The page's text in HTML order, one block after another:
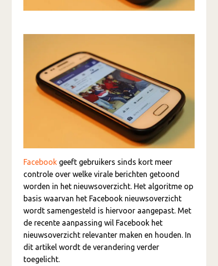
Facebook geeft gebruikers sinds kort meer
controle over welke virale berichten getoond
worden in het nieuwsoverzicht. Het algoritme op
basis waarvan het Facebook nieuwsoverzicht
wordt samengesteld is hiervoor aangepast. Met
de recente aanpassing wil Facebook het
nieuwsoverzicht relevanter maken en houden. In
dit artikel wordt de verandering verder
toegelicht.